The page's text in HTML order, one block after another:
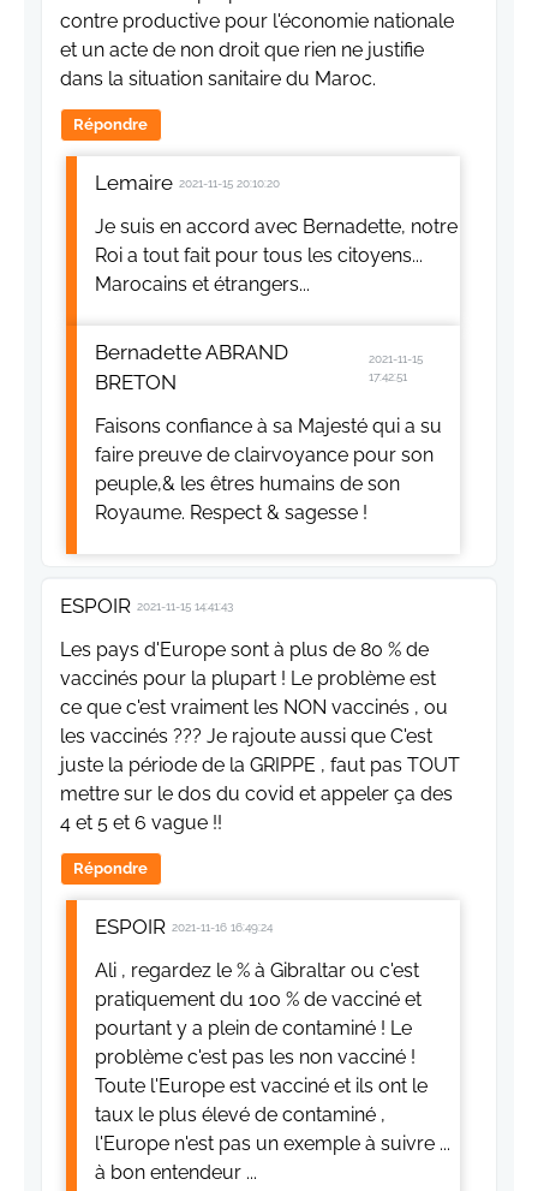
contre productive pour l'économie nationale
et un acte de non droit que rien ne justifie
dans la situation sanitaire du Maroc.
Répondre
Lemaire 2021-11-15 20:10:20
Je suis en accord avec Bernadette, notre
Roi a tout fait pour tous les citoyens...
Marocains et étrangers...
Bernadette ABRAND
BRETON
2021-11-15
17:42:51
Faisons confiance à sa Majesté qui a su
faire preuve de clairvoyance pour son
peuple,& les êtres humains de son
Royaume. Respect & sagesse !
ESPOIR 2021-11-15 14:41:43
Les pays d'Europe sont à plus de 80 % de
vaccinés pour la plupart ! Le problème est
ce que c'est vraiment les NON vaccinés , ou
les vaccinés ??? Je rajoute aussi que C'est
juste la période de la GRIPPE , faut pas TOUT
mettre sur le dos du covid et appeler ça des
4 et 5 et 6 vague !!
Répondre
ESPOIR 2021-11-16 16:49:24
Ali , regardez le % à Gibraltar ou c'est
pratiquement du 100 % de vacciné et
pourtant y a plein de contaminé ! Le
problème c'est pas les non vacciné !
Toute l'Europe est vacciné et ils ont le
taux le plus élevé de contaminé ,
l'Europe n'est pas un exemple à suivre ...
à bon entendeur ...